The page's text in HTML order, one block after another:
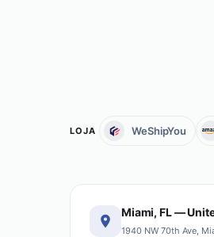
LOJA WeShipYou
Miami, FL —
1940 NW 70th Ave,